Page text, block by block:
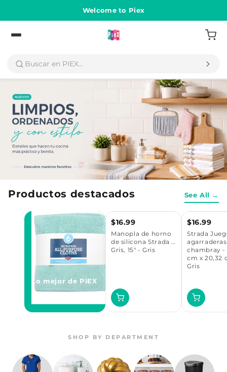
al contenido
Welcome to Piex
Productos destacados See All →
Lo mejor de PIEX
$16.99
Manopla de horno
de silicona Strada -
Gris, 15" - Gris
Añadir
al
carrito
$16.99
Strada
chambray -
cm x 20,32
Gris
Añadir
al
carrito
SHOP BY DEPARTMENT